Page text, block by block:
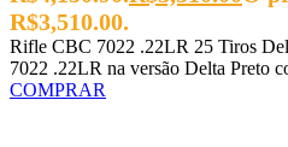
R$3,510.00.
Rifle CBC 7022 .22LR 25 Tiros
7022 .22LR na versão Delta Preto
COMPRAR